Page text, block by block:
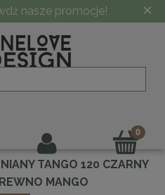
nasze promocje! ×
TANGO 120 CZARNY
MANGO